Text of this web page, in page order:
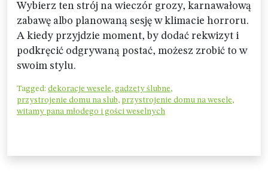
Wybierz ten strój na wieczór grozy, karnawałową
zabawę albo planowaną sesję w klimacie horroru.
A kiedy przyjdzie moment, by dodać rekwizyt i
podkręcić odgrywaną postać, możesz zrobić to w
swoim stylu.
Tagged: dekoracje wesele, gadzety ślubne,
przystrojenie domu na slub, przystrojenie domu na wesele,
witamy pana młodego i gości weselnych